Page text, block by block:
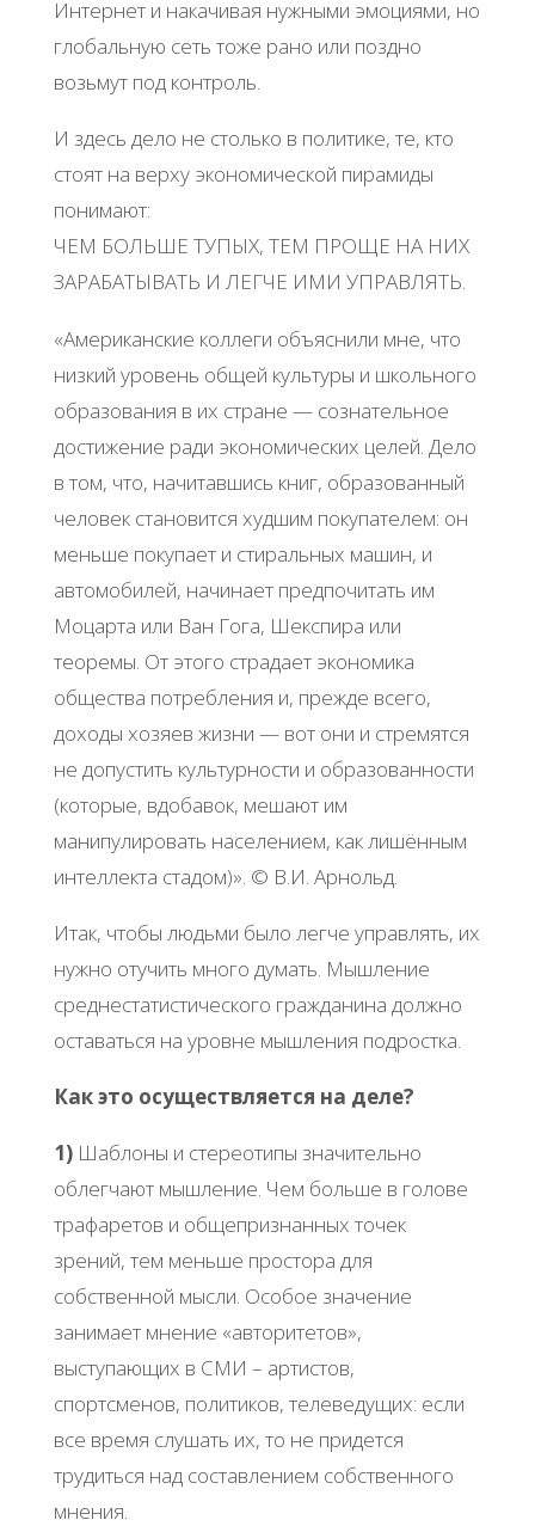
Интернет и накачивая нужными эмоциями, но
глобальную сеть тоже рано или поздно
возьмут под контроль.
И здесь дело не столько в политике, те, кто
стоят на верху экономической пирамиды
понимают:
ЧЕМ БОЛЬШЕ ТУПЫХ, ТЕМ ПРОЩЕ НА НИХ
ЗАРАБАТЫВАТЬ И ЛЕГЧЕ ИМИ УПРАВЛЯТЬ.
«Американские коллеги объяснили мне, что
низкий уровень общей культуры и школьного
образования в их стране — сознательное
достижение ради экономических целей. Дело
в том, что, начитавшись книг, образованный
человек становится худшим покупателем: он
меньше покупает и стиральных машин, и
автомобилей, начинает предпочитать им
Моцарта или Ван Гога, Шекспира или
теоремы. От этого страдает экономика
общества потребления и, прежде всего,
доходы хозяев жизни — вот они и стремятся
не допустить культурности и образованности
(которые, вдобавок, мешают им
манипулировать населением, как лишённым
интеллекта стадом)». © В.И. Арнольд.
Итак, чтобы людьми было легче управлять, их
нужно отучить много думать. Мышление
среднестатистического гражданина должно
оставаться на уровне мышления подростка.
Как это осуществляется на деле?
1)Шаблоны и стереотипы значительно
облегчают мышление. Чем больше в голове
трафаретов и общепризнанных точек
зрений, тем меньше простора для
собственной мысли. Особое значение
занимает мнение «авторитетов»,
выступающих в СМИ – артистов,
спортсменов, политиков, телеведущих: если
все время слушать их, то не придется
трудиться над составлением собственного
мнения.